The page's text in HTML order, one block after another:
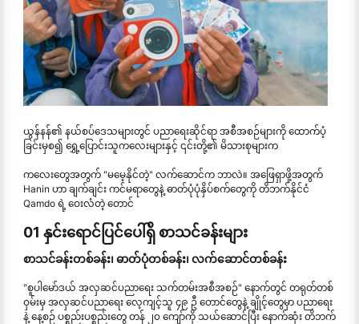
ယွန်နန်၏ နယ်စပ်ဒေသများတွင် ပညာရေးဆိုင်ရာ အစီအစဉ်များကို ထောက်ပံ့
ခြင်းမှစ၍ ရွှေ့ပြောင်းသူကလေးများနှင့် ၎င်းတို့၏ မိသားစုများက
ကလေးတွေအတွက် "မမေ့နိုင်တဲ့" လက်ဆောင်က ဘာလဲ။ အဖြေရှာဖို့အတွက်
Hanin ဟာ ချက်ချင်း ကင်မရာတွေနဲ့ ဓာတ်ပုံပုံနှိပ်စက်တွေကို တိဘက်နိုင်ငံ
Qamdo ရဲ့ ဝေးလံတဲ့ တောင်
01 နှင်းရောင်ပြင်ပေါ်ရှိ စာသင်ခန်းများ
စာသင်ခန်းတစ်ခန်း၊ ဓာတ်ပုံတစ်ခန်း၊ လက်ဆောင်တစ်ခန်း
"စူပါမော်ဒယ် အလှဆင်ပညာရေး သက်တမ်းအစီအစဉ်" နောက်တွင် တရုတ်တစ်
ဝှမ်းမှ အလှဆင်ပညာရေး လေ့ကျင့်သူ ၄၉ ဦ တောင်တွေနဲ့ ချိုင့်တွေမှာ ပညာရေး
နဲ့ နေ့စဉ် ပစ္စည်းပစ္စည်းတွေ တန် ၂၀ ကျော်ကို သယ်ဆောင်ပြီး နောက်ဆုံး တိဘက်